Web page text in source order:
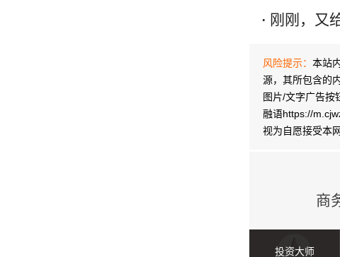
刚刚，又
风险提示：本站
源，其所包含的
图片/文字广告按
融语https://
视为自愿接受本
商
投资大师